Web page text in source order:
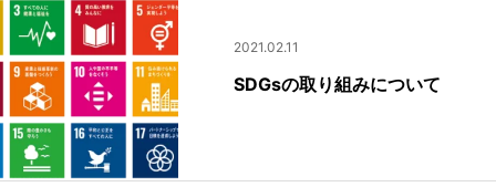
2021.02.11
SDGsの取り組みについて